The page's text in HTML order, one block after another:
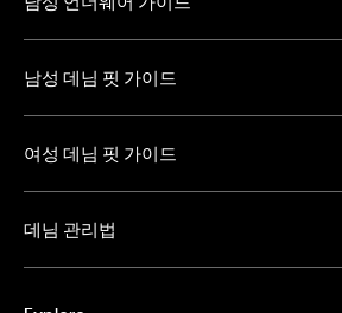
남성 데님 핏 가이드
여성 데님 핏 가이드
데님 관리법